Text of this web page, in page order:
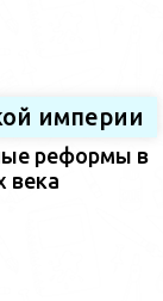
империи
реформы в
века